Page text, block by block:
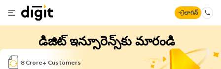
లాగిన్
డిజిట్ ఇన్సూరెన్స్‌కు మారండి
8 Crore+ Customers